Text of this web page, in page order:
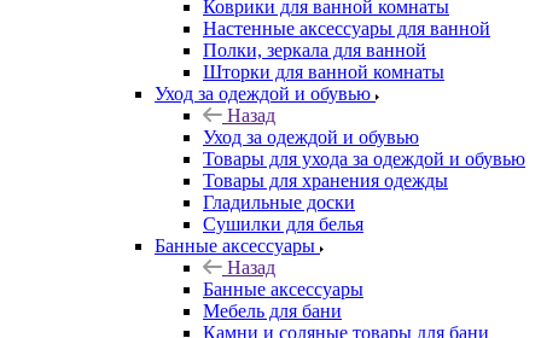
Коврики для ванной комнаты
Настенные аксессуары для ванной
Полки, зеркала для ванной
Шторки для ванной комнаты
Уход за одеждой и обувью
Назад
Уход за одеждой и обувью
Товары для ухода за одеждой и обувью
Товары для хранения одежды
Гладильные доски
Сушилки для белья
Банные аксессуары
Назад
Банные аксессуары
Мебель для бани
Камни и соляные товары для бани